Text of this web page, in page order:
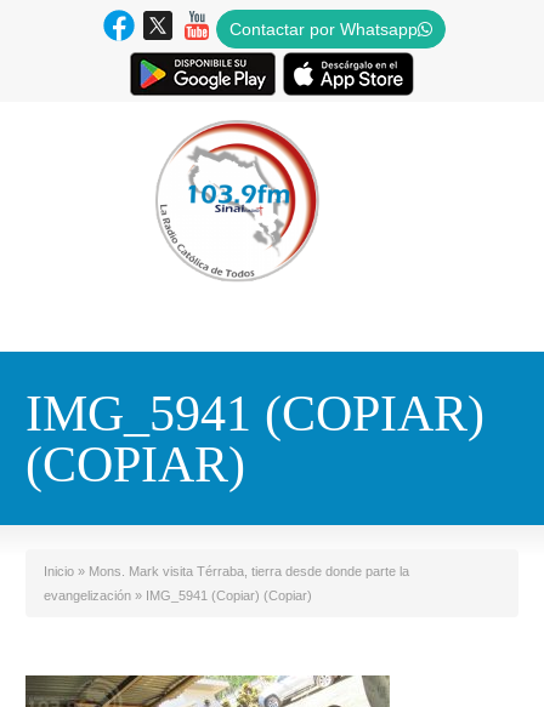
Contactar por Whatsapp
IMG_5941 (COPIAR)
(COPIAR)
Inicio » Mons. Mark visita Térraba, tierra desde donde parte la
evangelización » IMG_5941 (Copiar) (Copiar)